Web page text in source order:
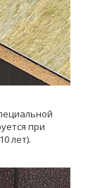
при
лет).